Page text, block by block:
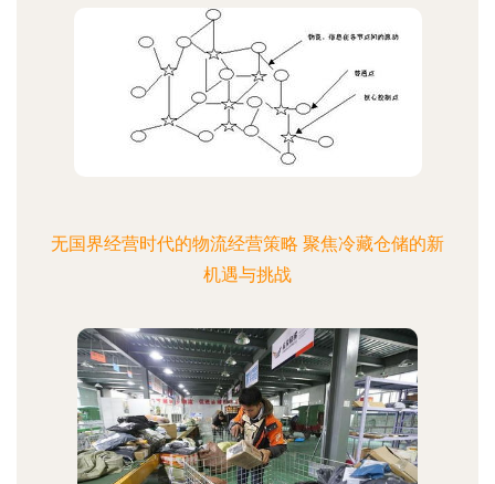
无国界经营时代的物流经营策略 聚焦冷藏仓储的新
机遇与挑战